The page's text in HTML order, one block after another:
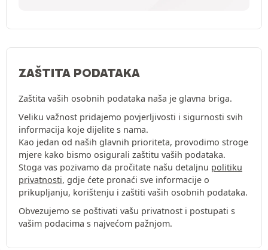
ZAŠTITA PODATAKA
Zaštita vaših osobnih podataka naša je glavna briga.
Veliku važnost pridajemo povjerljivosti i sigurnosti svih
informacija koje dijelite s nama.
Kao jedan od naših glavnih prioriteta, provodimo stroge
mjere kako bismo osigurali zaštitu vaših podataka.
Stoga vas pozivamo da pročitate našu detaljnu politiku
privatnosti, gdje ćete pronaći sve informacije o
prikupljanju, korištenju i zaštiti vaših osobnih podataka.
Obvezujemo se poštivati vašu privatnost i postupati s
vašim podacima s najvećom pažnjom.